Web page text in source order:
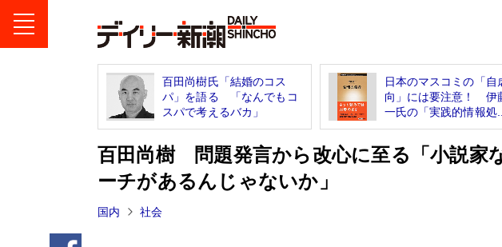
百田尚樹氏「結婚のコス
パ」を語る 「なんでもコ
スパで考えるバカ」
日本のマスコミの「自
向」には要注意！ 伊
一氏の「実践的情報処...
百田尚樹 問題発言から改心に至る「小説家
ーチがあるんじゃないか」
国内 社会